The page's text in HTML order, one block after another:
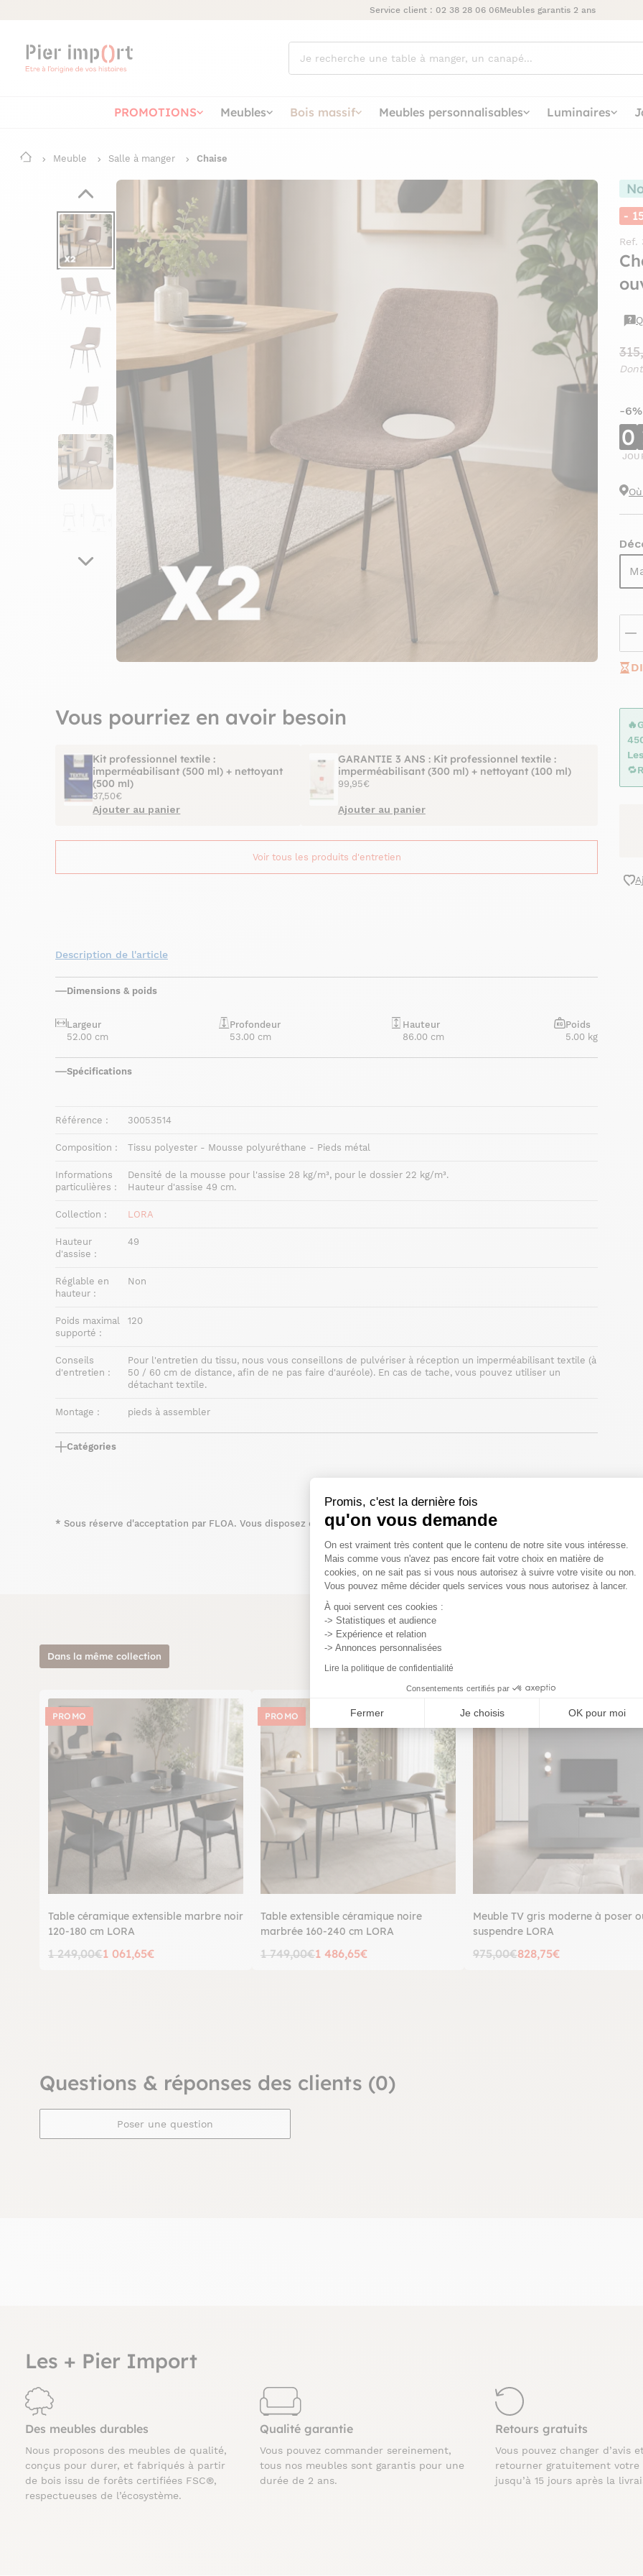
Promis, c'est la dernière fois
qu'on vous demande
Plateforme de Gestion du
On est vraiment très content que le contenu de notre site vous intéresse.
Mais comme vous n'avez pas encore fait votre choix en matière de
cookies, on ne sait pas si vous nous autorisez à suivre votre visite ou non.
Vous pouvez même décider quels services vous nous autorisez à lancer.
À quoi servent ces cookies :
-> Statistiques et audience
-> Expérience et relation
-> Annonces personnalisées
Lire la politique de confidentialité
Consentements certifiés par
Fermer Je choisis OK pour moi
Service client : 02 38 28 06 06Meubles garantis 2 ans
cherchez
vous ?
PROMOTIONS Meubles Bois massif Meubles personnalisables Luminaires
Meuble Salle à manger Chaise
-
Ref.
-
0
🔁
Vous pourriez en avoir besoin
Kit professionnel textile :
imperméabilisant (500 ml) + nettoyant
(500 ml)
37,50€
Ajouter au panier
GARANTIE 3 ANS : Kit professionnel textile :
imperméabilisant (300 ml) + nettoyant (100 ml)
99,95€
Ajouter au panier
Voir tous les produits d'entretien
Description de l'article
Dimensions & poids
Largeur
52.00 cm
Profondeur
53.00 cm
Hauteur
86.00 cm
Poids
5.00 kg
Spécifications
Référence : 30053514
Composition : Tissu polyester - Mousse polyuréthane - Pieds métal
Informations
particulières :
Densité de la mousse pour l'assise 28 kg/m³, pour le dossier 22 kg/m³.
Hauteur d'assise 49 cm.
Collection : LORA
Hauteur
d'assise :
49
Réglable en
hauteur :
Non
Poids maximal
supporté :
120
Conseils
d'entretien :
Pour l'entretien du tissu, nous vous conseillons de pulvériser à réception un imperméabilisant textile (à
50 / 60 cm de distance, afin de ne pas faire d'auréole). En cas de tache, vous pouvez utiliser un
détachant textile.
Montage : pieds à assembler
Catégories
* Sous réserve d'acceptation par FLOA. Vous disposez du délai légal de rétractation.
Dans la même collection
PROMO
Table céramique extensible marbre noir
120-180 cm LORA
1 249,00€1 061,65€
PROMO
Table extensible céramique noire
marbrée 160-240 cm LORA
1 749,00€1 486,65€
PROMO
Meuble TV gris moderne à poser
suspendre LORA
975,00€828,75€
Questions & réponses des clients (0)
Poser une question
Les + Pier Import
Des meubles durables
Nous proposons des meubles de qualité,
conçus pour durer, et fabriqués à partir
de bois issu de forêts certifiées FSC®,
respectueuses de l’écosystème.
Qualité garantie
Vous pouvez commander sereinement,
tous nos meubles sont garantis pour une
durée de 2 ans.
Retours gratuits
Vous pouvez changer d’avis
retourner gratuitement votre
jusqu’à 15 jours après la